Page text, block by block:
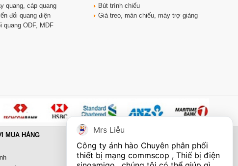
quang, cáp quang
đổi quang điện
quang ODF, MDF
Bút trình chiếu
Giá treo, màn chiếu, máy trợ giảng
MUA HÀNG
Mrs Liễu
Công ty ánh hào Chuyên phân phối
thiết bị mạng commscop , Thiế bị điện